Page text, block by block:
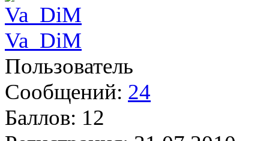
Va_DiM
Пользователь
Сообщений: 24
Баллов: 12